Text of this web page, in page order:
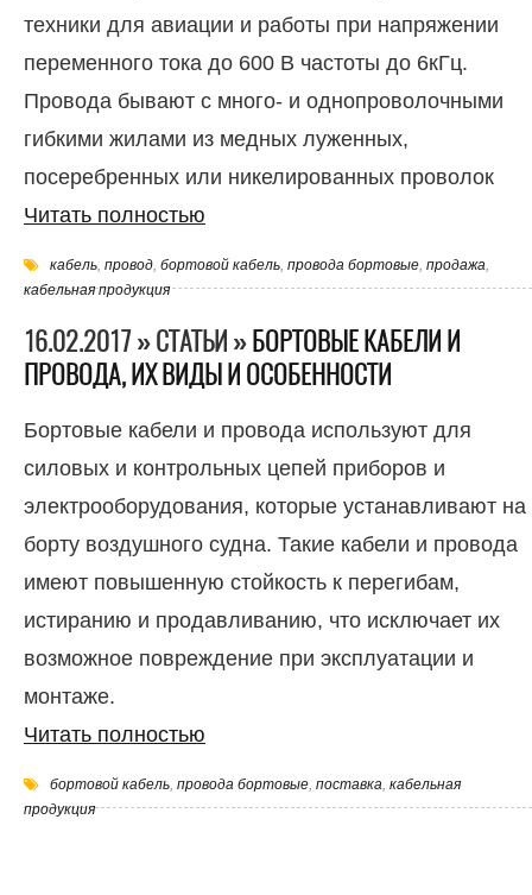
техники для авиации и работы при напряжении
переменного тока до 600 В частоты до 6кГц.
Провода бывают с много- и однопроволочными
гибкими жилами из медных луженных,
посеребренных или никелированных проволок
Читать полностью
кабель, провод, бортовой кабель, провода бортовые, продажа,
кабельная продукция
16.02.2017 » СТАТЬИ »БОРТОВЫЕ КАБЕЛИ И
ПРОВОДА, ИХ ВИДЫ И ОСОБЕННОСТИ
Бортовые кабели и провода используют для
силовых и контрольных цепей приборов и
электрооборудования, которые устанавливают на
борту воздушного судна. Такие кабели и провода
имеют повышенную стойкость к перегибам,
истиранию и продавливанию, что исключает их
возможное повреждение при эксплуатации и
монтаже.
Читать полностью
бортовой кабель, провода бортовые, поставка, кабельная
продукция